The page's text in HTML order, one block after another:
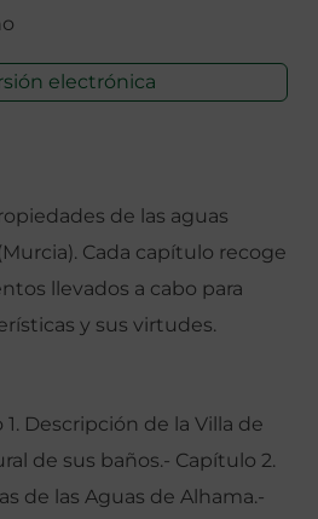
electrónica
de las aguas
Cada capítulo recoge
llevados a cabo para
y sus virtudes.
Descripción de la Villa de
de sus baños.- Capítulo 2.
de las Aguas de Alhama.-